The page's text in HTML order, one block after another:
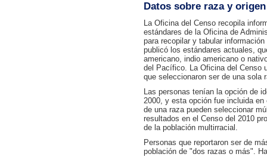
Datos sobre raza y
La Oficina del Censo recopila
estándares de la Oficina de
para recopilar y tabular
publicó los estándares actuales,
americano, indio americano o
del Pacífico. La Oficina del Censo
que seleccionaron ser de una sola
Las personas tenían la opción de
2000, y esta opción fue incluida
de una raza pueden seleccionar
resultados en el Censo del 2010
de la población multirracial.
Personas que reportaron ser de
población de "dos razas o más".